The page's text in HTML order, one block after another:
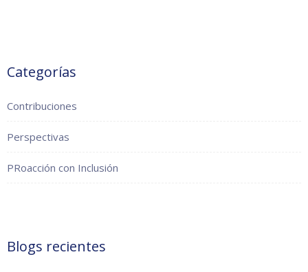
Categorías
Contribuciones
Perspectivas
PRoacción con Inclusión
Blogs recientes